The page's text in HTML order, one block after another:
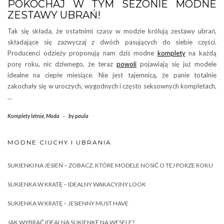
POKOCHAJ W TYM SEZONIE MODNE
ZESTAWY UBRAŃ!
Tak się składa, że ostatnimi czasy w modzie królują zestawy ubrań,
składające się zazwyczaj z dwóch pasujących do siebie części.
Producenci odzieży proponują nam dziś modne kompletyna każdą
porę roku, nic dziwnego, że teraz powoli pojawiają się już modele
idealne na ciepłe miesiące. Nie jest tajemnicą, że panie totalnie
zakochały się w uroczych, wygodnych i często seksownych kompletach,
…
Komplety letnie Moda - bypaula
MODNE CIUCHY I UBRANIA
SUKIENKI NA JESIEŃ – ZOBACZ, KTÓRE MODELE NOSIĆ O TEJ PORZE ROKU
SUKIENKA W KRATĘ – IDEALNY WAKACYJNY LOOK
SUKIENKA W KRATĘ – JESIENNY MUST HAVE
JAK WYBRAĆ IDEALNĄ SUKIENKĘ NA WESELE?